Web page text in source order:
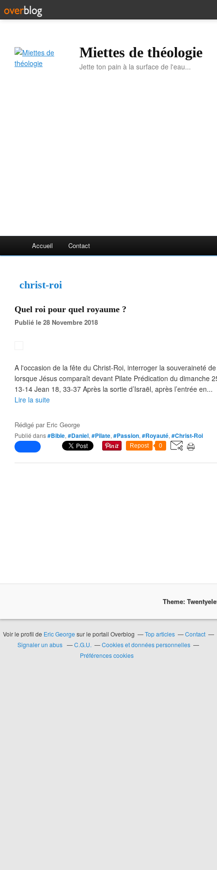
Miettes de théologie
Jette ton pain à la surface de l'eau...
Accueil Contact
christ-roi
Quel roi pour quel royaume ?
Publié le 28 Novembre 2018
A l'occasion de la fête du Christ-Roi, interroger la souveraineté
lorsque Jésus comparaît devant Pilate Prédication du dimanche
13-14 Jean 18, 33-37 Après la sortie d’Israël, après l’entrée en...
Lire la suite
Rédigé par Eric George
Publié dans#Bible, #Daniel, #Pilate, #Passion, #Royauté, #Christ-Roi
Repost 0
Theme:
Voir le profil de Eric George sur le portail Overblog Top articles
Contact
Signaler un abus
C.G.U.
Cookies et données personnelles
Préférences cookies